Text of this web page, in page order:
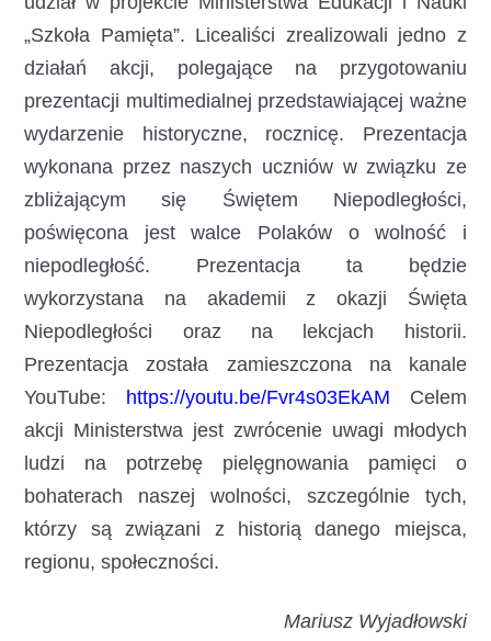
„Szkoła Pamięta”. Licealiści zrealizowali jedno z
działań akcji, polegające na przygotowaniu
prezentacji multimedialnej przedstawiającej ważne
wydarzenie historyczne, rocznicę. Prezentacja
wykonana przez naszych uczniów w związku ze
zbliżającym się Świętem Niepodległości,
poświęcona jest walce Polaków o wolność i
niepodległość. Prezentacja ta będzie
wykorzystana na akademii z okazji Święta
Niepodległości oraz na lekcjach historii.
Prezentacja została zamieszczona na kanale
YouTube: https://youtu.be/Fvr4s03EkAM Celem
akcji Ministerstwa jest zwrócenie uwagi młodych
ludzi na potrzebę pielęgnowania pamięci o
bohaterach naszej wolności, szczególnie tych,
którzy są związani z historią danego miejsca,
regionu, społeczności.
Mariusz Wyjadłowski